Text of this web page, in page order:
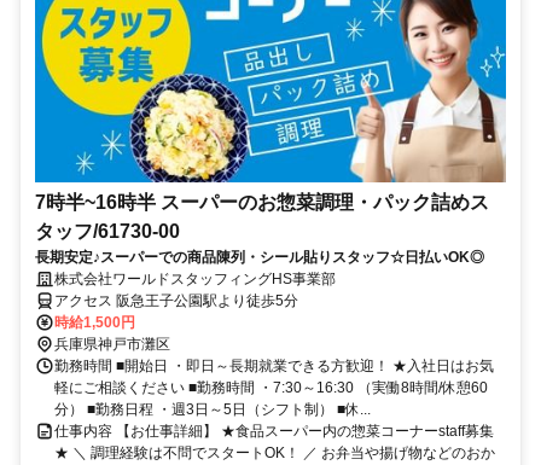
7時半~16時半 スーパーのお惣菜調理・パック詰めス
タッフ/61730-00
長期安定♪スーパーでの商品陳列・シール貼りスタッフ☆日払いOK◎
株式会社ワールドスタッフィングHS事業部
アクセス 阪急王子公園駅より徒歩5分
時給1,500円
兵庫県神戸市灘区
勤務時間 ■開始日 ・即日～長期就業できる方歓迎！ ★入社日はお気
軽にご相談ください ■勤務時間 ・7:30～16:30 （実働8時間/休憩60
分） ■勤務日程 ・週3日～5日（シフト制） ■休...
仕事内容 【お仕事詳細】 ★食品スーパー内の惣菜コーナーstaff募集
★ ＼ 調理経験は不問でスタートOK！ ／ お弁当や揚げ物などのおか